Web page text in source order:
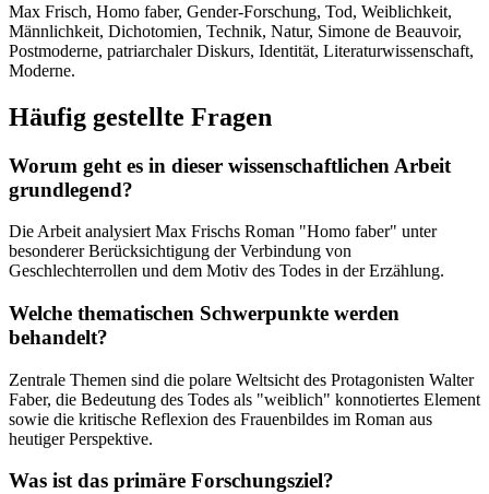
Max Frisch, Homo faber, Gender-Forschung, Tod, Weiblichkeit,
Männlichkeit, Dichotomien, Technik, Natur, Simone de Beauvoir,
Postmoderne, patriarchaler Diskurs, Identität, Literaturwissenschaft,
Moderne.
Häufig gestellte Fragen
Worum geht es in dieser wissenschaftlichen Arbeit
grundlegend?
Die Arbeit analysiert Max Frischs Roman "Homo faber" unter
besonderer Berücksichtigung der Verbindung von
Geschlechterrollen und dem Motiv des Todes in der Erzählung.
Welche thematischen Schwerpunkte werden
behandelt?
Zentrale Themen sind die polare Weltsicht des Protagonisten Walter
Faber, die Bedeutung des Todes als "weiblich" konnotiertes Element
sowie die kritische Reflexion des Frauenbildes im Roman aus
heutiger Perspektive.
Was ist das primäre Forschungsziel?